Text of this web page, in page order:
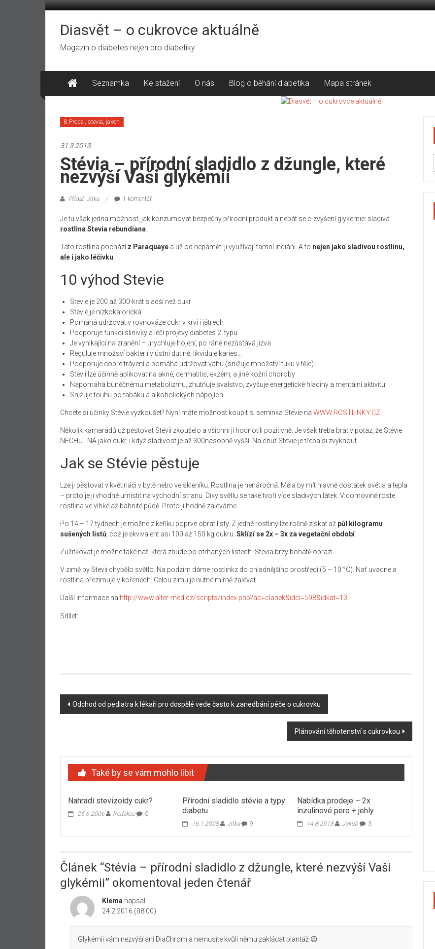
Přeskočit
obsahDiasvět – o cukrovce aktuálně
Magazín o diabetes nejen pro diabetiky
Seznamka Ke stažení O nás Blog o běhání diabetika Mapa stránek
8 Prodej, stevia, jakon
31.3.2013
Stévia – přírodní sladidlo z džungle, které
nezvýší Vaši glykémii
Přidal: Jitka 1 komentář
Je tu však jedna možnost, jak konzumovat bezpečný přírodní produkt a nebát se o zvýšení glykémie: sladivá
rostlina Stevia rebundiana
Tato rostlina pochází z Paraquaye a už od nepaměti ji využívají tamní indiáni. A to nejen jako sladivou rostlinu,
ale i jako léčivku
10 výhod Stevie
Stevie je 200 až 300-krát sladší než cukr
Stevie je nízkokalorická
Pomáhá udržovat v rovnováze cukr v krvi i játrech
Podporuje funkci slinivky a léčí projevy diabetes 2. typu
Je vynikající na zranění – urychluje hojení, po ráně nezůstává jizva
Reguluje množsví bakterií v ústní dutině; likviduje karies…
Podporuje dobré trávení a pomáhá udržovat váhu (snižuje množství tuku v těle)
Stevii lze účinně aplikovat na akné, dermatitis, ekzém, a jiné kožní choroby
Napomáhá buněčnému metabolizmu, zhutňuje svalstvo, zvyšuje energetické hladiny a mentální aktivitu
Snižuje touhu po tabáku a alkoholických nápojích
Chcete si účinky Stévie vyzkoušet? Nyní máte možnost koupit si semínka Stévie na WWW.ROSTLINKY.CZ
Několik kamarádů už pěstovat Stévii zkoušelo a všichni ji hodnotili pozitivně. Je však třeba brát v potaz, že Stévie
NECHUTNÁ jako cukr, i když sladivost je až 300násobně vyšší. Na chuť Stévie je třeba si zvyknout.
Jak se Stévie pěstuje
Lze ji pěstovat v květináči v bytě nebo ve skleníku. Rostlina je nenáročná. Měla by mít hlavně dostatek světla a tepla
– proto je ji vhodné umístit na východní stranu. Díky světlu se také tvoří více sladivých látek. V domovině roste
rostlina ve vlhké až bahnité půdě. Proto ji hodně zaléváme.
Po 14 – 17 týdnech je možné z keříku poprvé obrat listy. Z jedné rostliny lze ročně získat až půl kilogramu
sušených listů , což je ekvivalent asi 100 až 150 kg cukru. Sklízí se 2x – 3x za vegetační období.
Zužitkovat je možné také nať, která zbude po otrhaných listech. Stevia brzy bohatě obrazí.
V zimě by Stevii chybělo světlo. Na podzim dáme rostlinkz do chladnějšího prostředí (5 – 10 °C). Nať uvadne a
rostlina přezimuje v kořenech. Celou zimu je nutné mírně zalévat.
Další informace na http://www.alter-med.cz/scripts/index.php?ac=clanek&idcl=598&idkat=13
Sdílet:
Navigace
Odchod od pediatra k lékaři pro dospělé vede často k zanedbání péče o cukrovku
Plánování těhotenství s cukrovkou
Také by se vám mohlo líbit
Nahradí stevizoidy cukr?
25.6.2006 Redakce 0
Přírodní sladidlo stévie a typy
diabetu
16.1.2008 Jitka 9
Nabídka prodeje – 2x
inzulinové pero + jehly
14.8.2013 Jakub 3
Článek “Stévia – přírodní sladidlo z džungle, které nezvýší Vaši
glykémii” okomentoval jeden čtenář
Klema napsal:
24.2.2016 (08:00)
Glykémii vám nezvýší ani DiaChrom a nemusíte kvůli němu zakládat plantáž 😉